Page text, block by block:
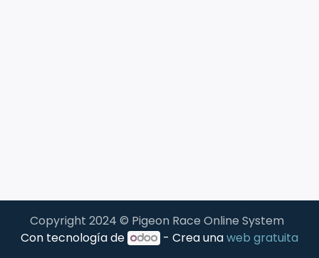
Copyright 2024 © Pigeon Race Online System
Con tecnología de
- Crea unaweb gratuita